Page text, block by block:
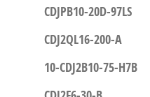
CDJPB10-20D-97LS
CDJ2QL16-200-A
10-CDJ2B10-75-H7B